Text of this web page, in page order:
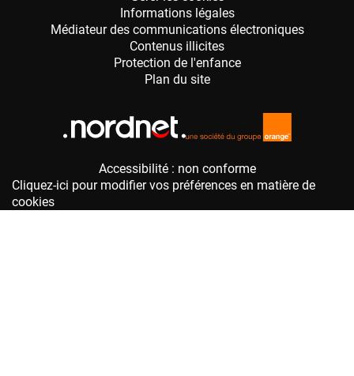
Accessibilité : non conforme
Cliquez-ici pour modifier vos préférences en matière de
cookies